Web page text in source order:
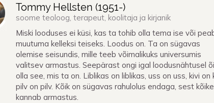
Tommy Hellsten (1951-)
soome teoloog, terapeut, koolitaja ja kirjanik
Miski looduses ei küsi, kas ta tohib olla tema ise või
muutuma kelleksi teiseks. Loodus on. Ta on sügavas
olemise seisundis, mille teeb võimalikuks universumis
valitsev armastus. Seepärast ongi igal loodusnähtusel
olla see, mis ta on. Liblikas on liblikas, uss on uss, kivi on
pilv on pilv. Kõik on sügavas rahulolus endaga, sest kõike
kannab armastus.